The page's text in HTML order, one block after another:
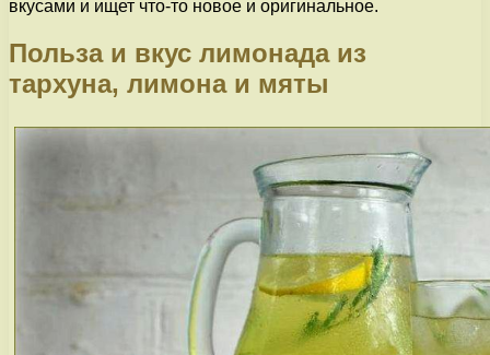
вкусами и ищет что-то новое и оригинальное.
Польза и вкус лимонада из
тархуна, лимона и мяты